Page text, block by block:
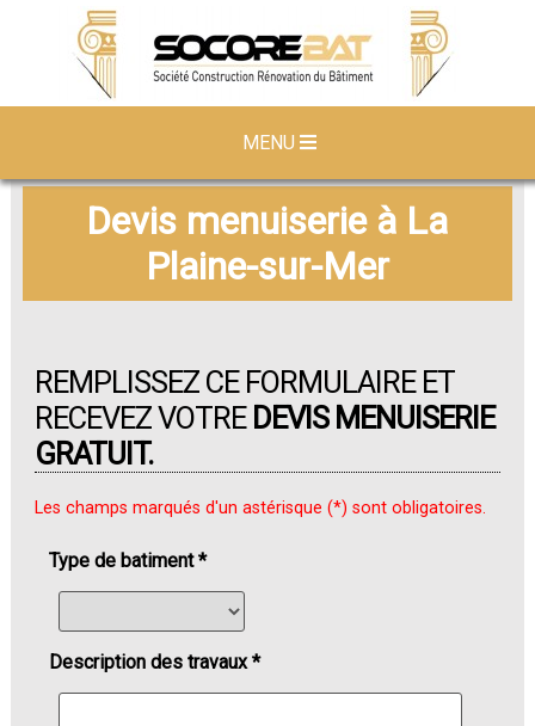
MENU
Devis menuiserie à La
Plaine-sur-Mer
REMPLISSEZ CE FORMULAIRE ET
RECEVEZ VOTRE DEVIS MENUISERIE
GRATUIT.
Les champs marqués d'un astérisque (*) sont obligatoires.
Type de batiment *
Description des travaux *